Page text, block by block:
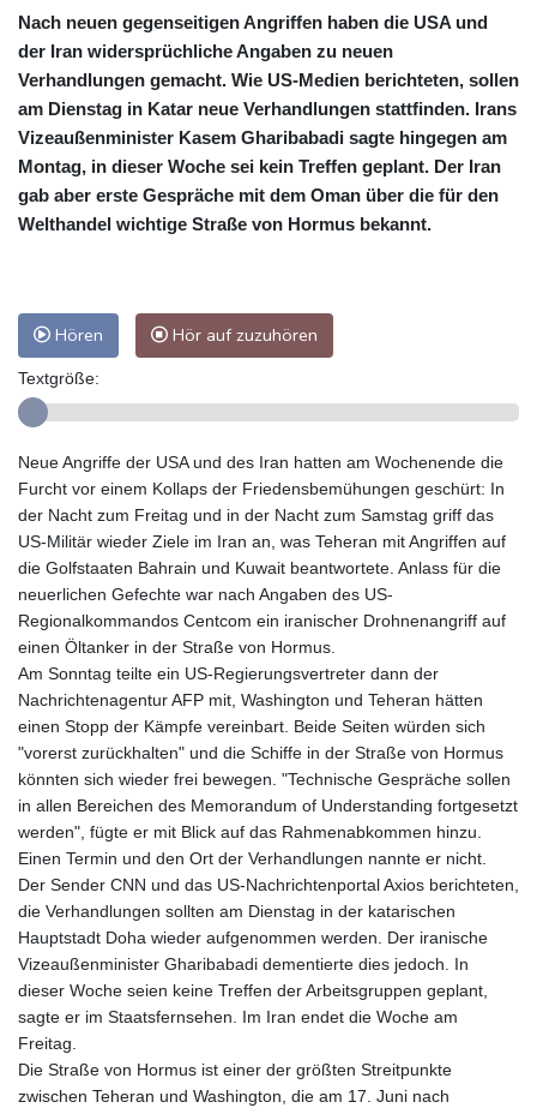
Nach neuen gegenseitigen Angriffen haben die USA und
der Iran widersprüchliche Angaben zu neuen
Verhandlungen gemacht. Wie US-Medien berichteten, sollen
am Dienstag in Katar neue Verhandlungen stattfinden. Irans
Vizeaußenminister Kasem Gharibabadi sagte hingegen am
Montag, in dieser Woche sei kein Treffen geplant. Der Iran
gab aber erste Gespräche mit dem Oman über die für den
Welthandel wichtige Straße von Hormus bekannt.
Hören Hör auf zuzuhören
Textgröße:
Neue Angriffe der USA und des Iran hatten am Wochenende die
Furcht vor einem Kollaps der Friedensbemühungen geschürt: In
der Nacht zum Freitag und in der Nacht zum Samstag griff das
US-Militär wieder Ziele im Iran an, was Teheran mit Angriffen auf
die Golfstaaten Bahrain und Kuwait beantwortete. Anlass für die
neuerlichen Gefechte war nach Angaben des US-
Regionalkommandos Centcom ein iranischer Drohnenangriff auf
einen Öltanker in der Straße von Hormus.
Am Sonntag teilte ein US-Regierungsvertreter dann der
Nachrichtenagentur AFP mit, Washington und Teheran hätten
einen Stopp der Kämpfe vereinbart. Beide Seiten würden sich
"vorerst zurückhalten" und die Schiffe in der Straße von Hormus
könnten sich wieder frei bewegen. "Technische Gespräche sollen
in allen Bereichen des Memorandum of Understanding fortgesetzt
werden", fügte er mit Blick auf das Rahmenabkommen hinzu.
Einen Termin und den Ort der Verhandlungen nannte er nicht.
Der Sender CNN und das US-Nachrichtenportal Axios berichteten,
die Verhandlungen sollten am Dienstag in der katarischen
Hauptstadt Doha wieder aufgenommen werden. Der iranische
Vizeaußenminister Gharibabadi dementierte dies jedoch. In
dieser Woche seien keine Treffen der Arbeitsgruppen geplant,
sagte er im Staatsfernsehen. Im Iran endet die Woche am
Freitag.
Die Straße von Hormus ist einer der größten Streitpunkte
zwischen Teheran und Washington, die am 17. Juni nach